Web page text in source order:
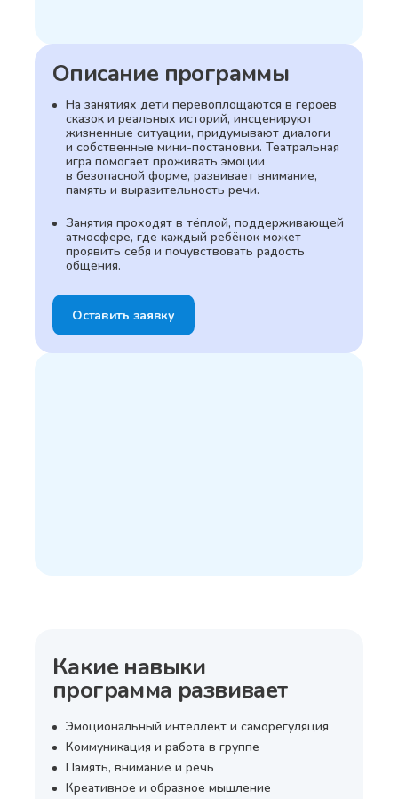
Описание программы
На занятиях дети перевоплощаются в героев
сказок и реальных историй, инсценируют
жизненные ситуации, придумывают диалоги
и собственные мини-постановки. Театральная
игра помогает проживать эмоции
в безопасной форме, развивает внимание,
память и выразительность речи.
Занятия проходят в тёплой, поддерживающей
атмосфере, где каждый ребёнок может
проявить себя и почувствовать радость
общения.
Оставить заявку
Какие навыки
программа развивает
Эмоциональный интеллект и саморегуляция
Коммуникация и работа в группе
Память, внимание и речь
Креативное и образное мышление